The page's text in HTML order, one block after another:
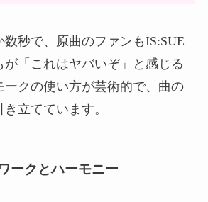
秒で、原曲のファンもIS:SUE
「これはヤバいぞ」と感じる
ークの使い方が芸術的で、曲の
立てています。
ークとハーモニー